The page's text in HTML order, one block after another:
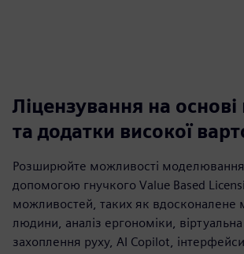
Ліцензування на основі
та додатки високої
Розширюйте можливості
допомогою гнучкого Value Based
можливостей, таких як вдосконалене
людини, аналіз ергономіки, віртуальна
захоплення руху, AI Copilot,